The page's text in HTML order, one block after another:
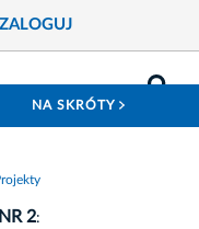
ZALOGUJ
NA SKRÓTY
NR 2: